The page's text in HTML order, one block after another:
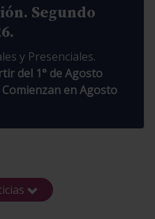
Segundo
y Presenciales.
del 1° de Agosto
en Agosto